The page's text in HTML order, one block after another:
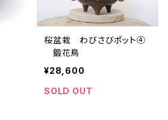
桜盆栽 わびさびポット④
鍛花鳥
¥28,600
SOLD OUT